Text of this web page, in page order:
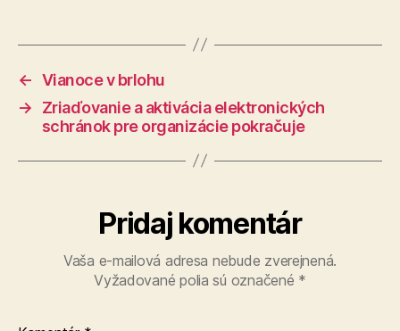
← Vianoce v brlohu
→
Zriaďovanie a aktivácia elektronických
schránok pre organizácie pokračuje
Pridaj komentár
Vaša e-mailová adresa nebude zverejnená.
Vyžadované polia sú označené *